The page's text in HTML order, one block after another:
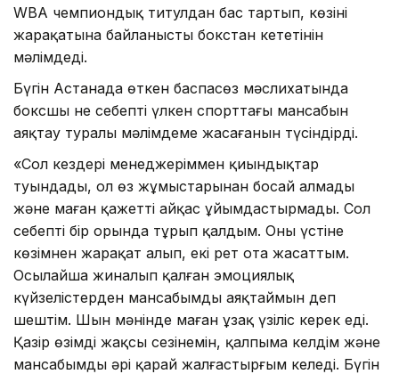
WBA чемпиондық титулдан бас тартып, көзінің
жарақатына байланысты бокстан кететінін
мәлімдеді.
Бүгін Астанада өткен баспасөз мәслихатында
боксшы не себепті үлкен спорттағы мансабын
аяқтау туралы мәлімдеме жасағанын түсіндірді.
«Сол кездері менеджеріммен қиындықтар
туындады, ол өз жұмыстарынан босай алмады
және маған қажетті айқас ұйымдастырмады. Сол
себепті бір орында тұрып қалдым. Оның үстіне
көзімнен жарақат алып, екі рет ота жасаттым.
Осылайша жиналып қалған эмоциялық
күйзелістерден мансабымды аяқтаймын деп
шештім. Шын мәнінде маған ұзақ үзіліс керек еді.
Қазір өзімді жақсы сезінемін, қалпыма келдім және
мансабымды әрі қарай жалғастырғым келеді. Бүгін